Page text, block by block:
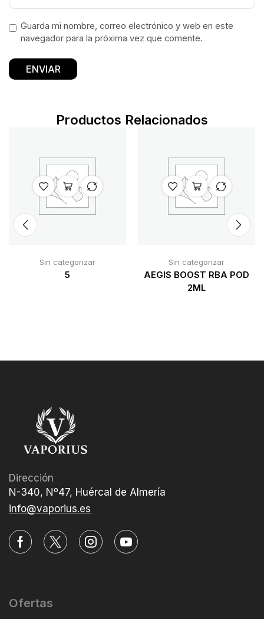
Guarda mi nombre, correo electrónico y web en este
navegador para la próxima vez que comente.
Productos Relacionados
Sin categorizar
5
Sin categorizar
AEGIS BOOST RBA POD
2ML
Dirección
N-340, Nº47, Huércal de Almería
info@vaporius.es
Ofertas